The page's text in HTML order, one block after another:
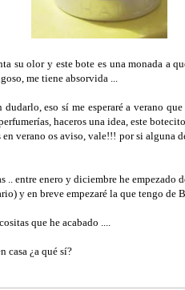
su olor y este bote es una monada a
me tiene absorvida ...
dudarlo, eso sí me esperaré a verano
haceros una idea, este
verano os aviso, vale!!! por si alguna
.. entre enero y diciembre he
y en breve empezaré la que tengo
que he acabado ....
casa ¿a qué sí?